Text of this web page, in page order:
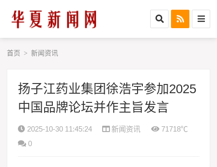
首页 > 新闻资讯
扬子江药业集团徐浩宇参加2025
中国品牌论坛并作主旨发言
2025-10-30 11:45:24 新闻资讯
71718℃
0